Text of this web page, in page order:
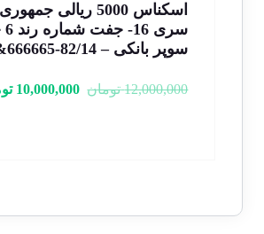
اسکناس 5000 ریالی
سوپر بانکی – 82/14-666665&6
12,000,000 تومان 10,000,000